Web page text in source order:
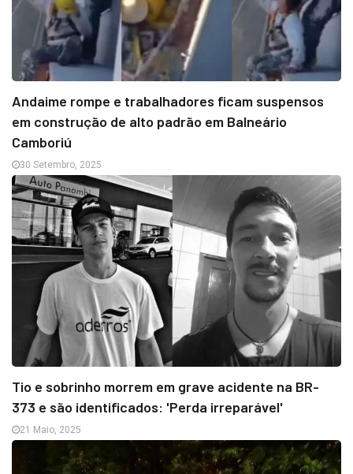
Andaime rompe e trabalhadores ficam suspensos
em construção de alto padrão em Balneário
Camboriú
30 Setembro, 2025
Tio e sobrinho morrem em grave acidente na BR-
373 e são identificados: 'Perda irreparável'
21 Maio, 2025